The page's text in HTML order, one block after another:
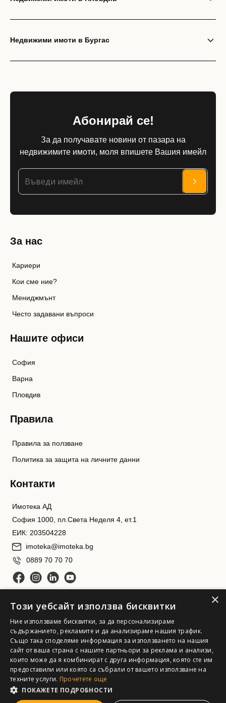
Недвижими имоти в Бургас
Абонирай се!
За да получавате новини от пазара на
недвижимите имоти, моля впишете Вашия имейл
За нас
Кариери
Кои сме ние?
Мениджмънт
Често задавани въпроси
Нашите офиси
София
Варна
Пловдив
Правила
Правила за ползване
Политика за защита на личните данни
Контакти
Имотека АД
София 1000, пл.Света Неделя 4, ет.1
ЕИК: 203504228
imoteka@imoteka.bg
0889 70 70 70
Имотека АД. Всички права запазени
×
Този уебсайт използва бисквитки
Ние използваме бисквитки, за да персонализираме
съдържанието, рекламите и да анализираме нашия трафик.
Също така споделяме информация за използването на нашия
сайт от ваша страна с нашите партньори за реклама и анализи,
които може да я комбинират с друга информация, която сте им
предоставили или която са събрали от вашето използване на
техните услуги. Прочетете още
ПОКАЖЕТЕ ПОДРОБНОСТИ